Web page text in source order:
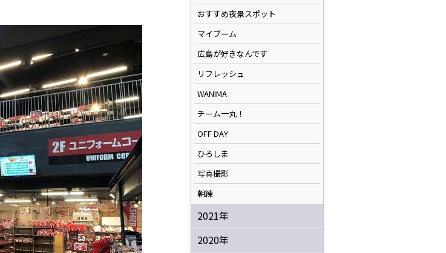
おすすめ夜景スポット
マイブーム
広島が好きなんです
リフレッシュ
WANIMA
チーム一丸！
OFF DAY
ひろしま
写真撮影
朝練
2021年
2020年